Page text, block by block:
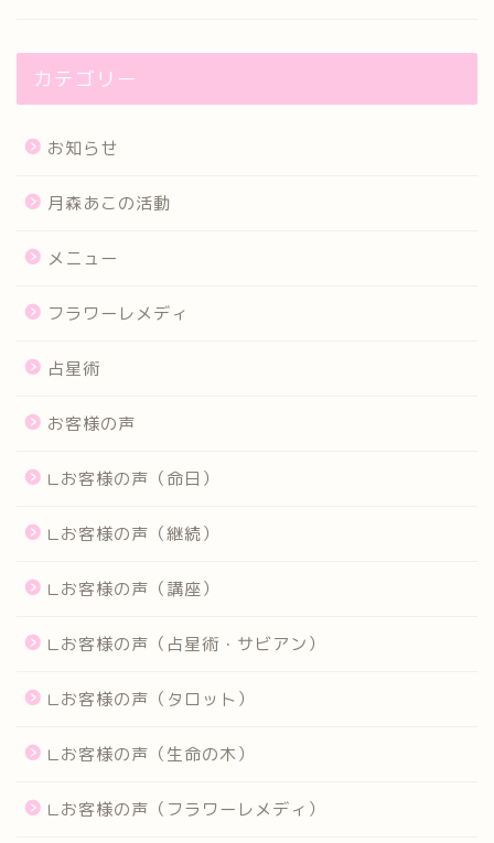
カテゴリー
お知らせ
月森あこの活動
メニュー
フラワーレメディ
占星術
お客様の声
∟お客様の声（命日）
∟お客様の声（継続）
∟お客様の声（講座）
∟お客様の声（占星術・サビアン）
∟お客様の声（タロット）
∟お客様の声（生命の木）
∟お客様の声（フラワーレメディ）